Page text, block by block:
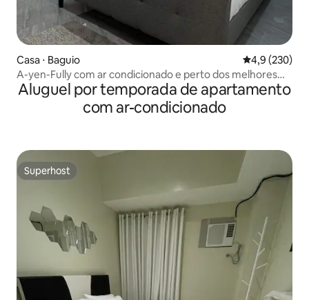
Casa ⋅ Baguio 4,9 de uma
4,9 (230)
A-yen-Fully com ar condicionado e perto dos melhores
lugares
Aluguel por temporada de apartamento
com ar-condicionado
Superhost
Superhost